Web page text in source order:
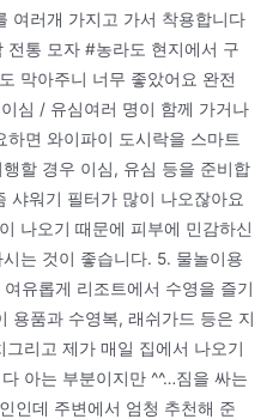
여러개 가지고 가서 착용합니다
전통 모자 #농라도 현지에서 구
막아주니 너무 좋았어요 완전
심 / 유심여러 명이 함께 가거나
면 와이파이 도시락을 스마트
할 경우 이심, 유심 등을 준비합
샤워기 필터가 많이 나오잖아요
나오기 때문에 피부에 민감하신
는 것이 좋습니다. 5. 물놀이용
유롭게 리조트에서 수영을 즐기
용품과 수영복, 래쉬가드 등은 지
리고 제가 매일 집에서 나오기
아는 부분이지만 ^^…짐을 싸는
인데 주변에서 엄청 추천해 준